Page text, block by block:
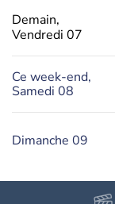
Demain,
Vendredi 07
Ce week-end,
Samedi 08
Dimanche 09